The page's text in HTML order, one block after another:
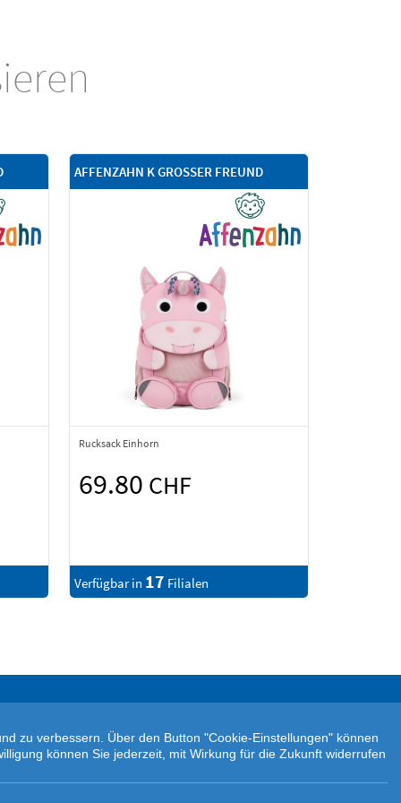
AFFENZAHN K GROSSER FREUND
Rucksack Einhorn
69.80 CHF
Verfügbar in 17 Filialen
zu verbessern. Über den Button "Cookie-Einstellungen" können
können Sie jederzeit, mit Wirkung für die Zukunft widerrufen